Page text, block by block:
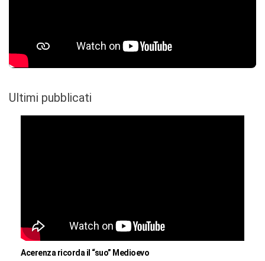
Ultimi pubblicati
Acerenza ricorda il “suo” Medioevo